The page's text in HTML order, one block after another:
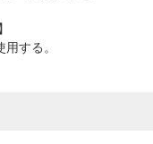
する。